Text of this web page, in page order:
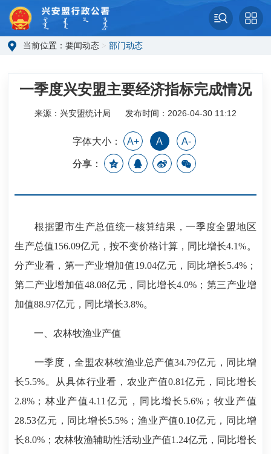
当前位置：要闻动态 >部门动态
一季度兴安盟主要经济指标完成情况
来源：兴安盟统计局 发布时间：2026-04-30 11:12
字体大小： A+ A A-
分享：
根据盟市生产总值统一核算结果，一季度全盟地区
生产总值156.09亿元，按不变价格计算，同比增长4.1%。
分产业看，第一产业增加值19.04亿元，同比增长5.4%；
第二产业增加值48.08亿元，同比增长4.0%；第三产业增
加值88.97亿元，同比增长3.8%。
一、农林牧渔业产值
一季度，全盟农林牧渔业总产值34.79亿元，同比增
长5.5%。从具体行业看，农业产值0.81亿元，同比增长
2.8%；林业产值4.11亿元，同比增长5.6%；牧业产值
28.53亿元，同比增长5.5%；渔业产值0.10亿元，同比增
长8.0%；农林牧渔辅助性活动业产值1.24亿元，同比增长